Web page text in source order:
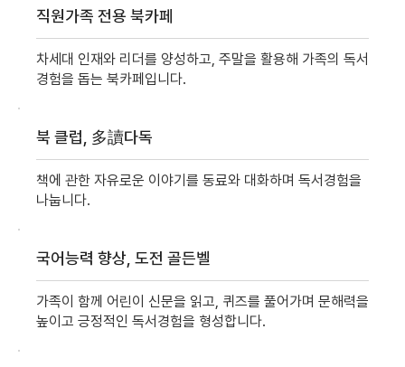
직원가족 전용 북카페
차세대 인재와 리더를 양성하고, 주말을 활용해 가족의 독서
경험을 돕는 북카페입니다.
북 클럽, 多讀다독
책에 관한 자유로운 이야기를 동료와 대화하며 독서경험을
나눕니다.
국어능력 향상, 도전 골든벨
가족이 함께 어린이 신문을 읽고, 퀴즈를 풀어가며 문해력을
높이고 긍정적인 독서경험을 형성합니다.